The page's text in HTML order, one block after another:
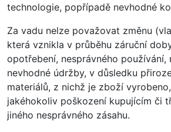
technologie, popřípadě nevhodné
Za vadu nelze považovat změnu
která vznikla v průběhu záruční
opotřebení, nesprávného používání,
nevhodné údržby, v důsledku
materiálů, z nichž je zboží
jakéhokoliv poškození kupujícím či
jiného nesprávného zásahu.